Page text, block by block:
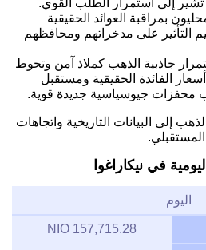
بمراقبة العوائد الحقيقية
التأثير على مدخراتهم ومحافظهم
جاذبية الذهب كملاذ آمن وتحوط
الفائدة الحقيقية ومستقبل
محفزات جيوسياسية جديدة قوية.
إلى البيانات التاريخية واتجاهات
المستقبلي.
في نيكاراغوا
اليوم
157,715.28 NIO